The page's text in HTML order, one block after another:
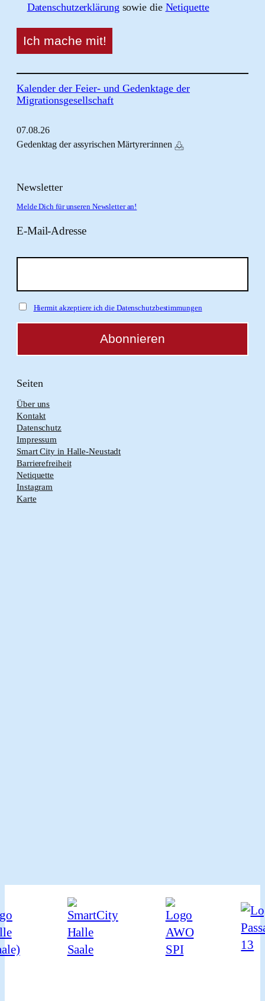
Datenschutzerklärung sowie die Netiquette
Kalender der Feier- und Gedenktage der
Migrationsgesellschaft
07.08.26
Gedenktag der assyrischen Märtyrer:innen
Newsletter
Melde Dich für unseren Newsletter an!
E-Mail-Adresse
Hiermit akzeptiere ich die Datenschutzbestimmungen
Seiten
Über uns
Kontakt
Datenschutz
Impressum
Smart City in Halle-Neustadt
Barrierefreiheit
Netiquette
Instagram
Karte